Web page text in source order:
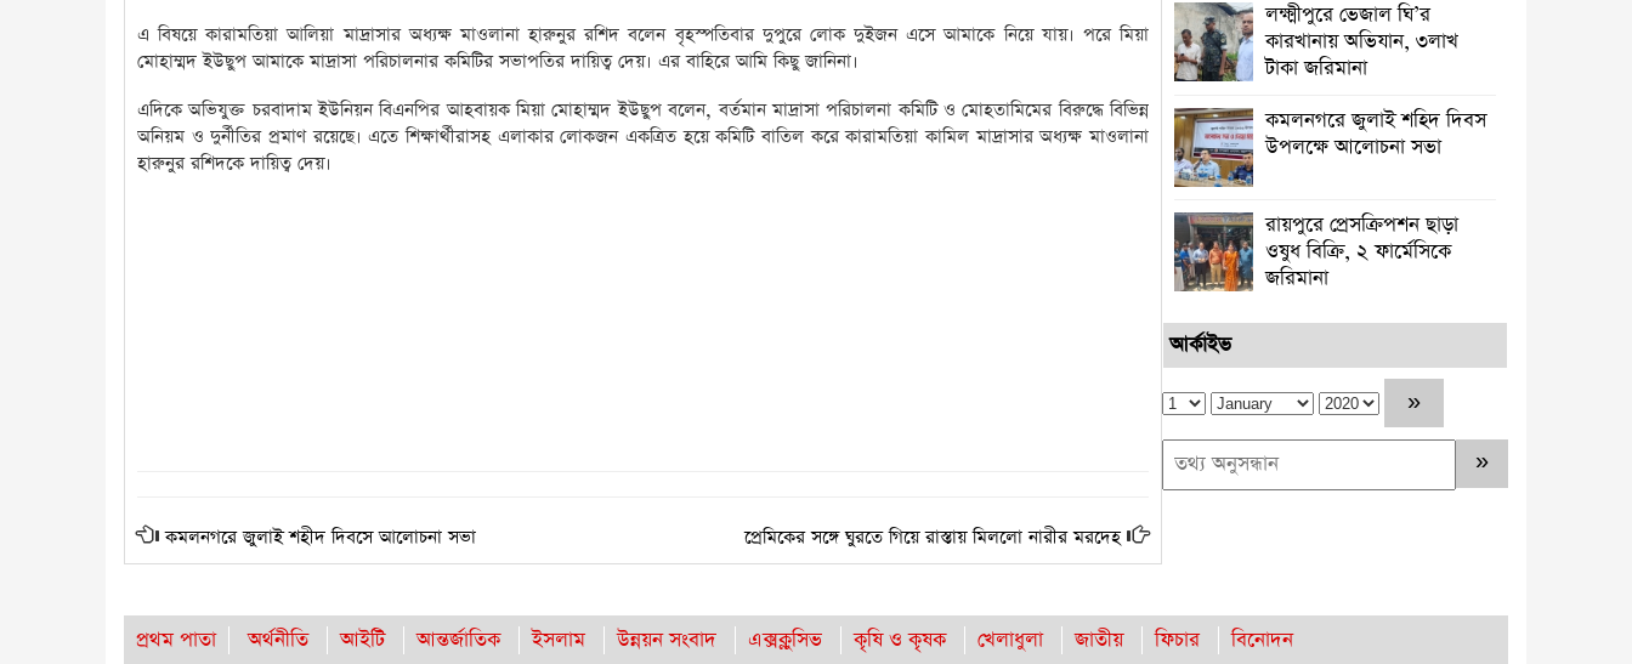
‎এ বিষয়ে কারামতিয়া আলিয়া মাদ্রাসার অধ্যক্ষ মাওলানা হারুনুর রশিদ বলেন বৃহস্পতিবার দুপুরে লোক দুইজন এসে আমাকে নিয়ে যায়। পরে মিয়া
মোহাম্মদ ইউছুপ আমাকে মাদ্রাসা পরিচালনার কমিটির সভাপতির দায়িত্ব দেয়। এর বাহিরে আমি কিছু জানিনা।
‎এদিকে অভিযুক্ত চরবাদাম ইউনিয়ন বিএনপির আহবায়ক মিয়া মোহাম্মদ ইউছুপ বলেন, বর্তমান মাদ্রাসা পরিচালনা কমিটি ও মোহতামিমের বিরুদ্ধে বিভিন্ন
অনিয়ম ও দুর্নীতির প্রমাণ রয়েছে। এতে শিক্ষার্থীরাসহ এলাকার লোকজন একত্রিত হয়ে কমিটি বাতিল করে কারামতিয়া কামিল মাদ্রাসার অধ্যক্ষ মাওলানা
হারুনুর রশিদকে দায়িত্ব দেয়।
কমলনগরে জুলাই শহীদ দিবসে আলোচনা সভা ‎প্রেমিকের সঙ্গে ঘুরতে গিয়ে রাস্তায় মিললো নারীর মরদেহ
সলিমুল্লাহ খানকে ঘিরে বিতর্ক:
সমালোচনা, প্রতিহিংসা নাকি
পারশ্রীকাতরতা?
লক্ষ্মীপুরে ভেজাল ঘি’র
কারখানায় অভিযান, ৩লাখ
টাকা জরিমানা
কমলনগরে জুলাই শহিদ দিবস
উপলক্ষে আলোচনা সভা
রায়পুরে প্রেসক্রিপশন ছাড়া
ওষুধ বিক্রি, ২ ফার্মেসিকে
জরিমানা ‎
আর্কাইভ
প্রথম পাতা অর্থনীতি আইটি আন্তর্জাতিক ইসলাম উন্নয়ন সংবাদ এক্সক্লুসিভ কৃষি ও কৃষক খেলাধুলা জাতীয় ফিচার বিনোদন